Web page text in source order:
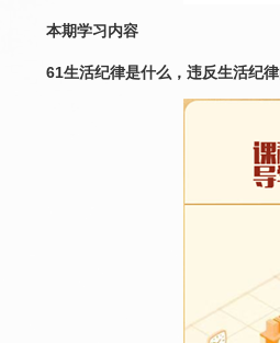
本期学习内容
61生活纪律是什么，违反生活纪